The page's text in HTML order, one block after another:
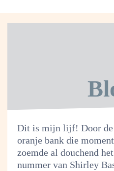
Dit is mijn lijf! Door de
oranje bank die
zoemde al douchend
nummer van Shirley